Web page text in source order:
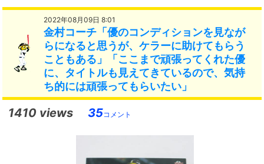
2022年08月09日 8:01
金村コーチ「優のコンディションを見なが
らになると思うが、ケラーに助けてもらう
こともある」「ここまで頑張ってくれた優
に、タイトルも見えてきているので、気持
ち的には頑張ってもらいたい」
1410 views 35コメント